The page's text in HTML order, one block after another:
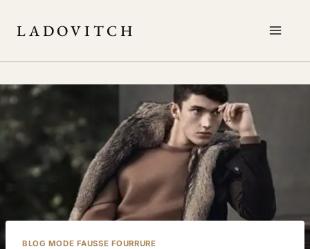
LADOVITCH
BLOG MODE FAUSSE FOURRURE